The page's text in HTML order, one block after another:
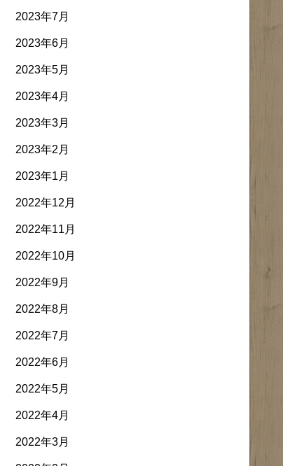
2023年7月
2023年6月
2023年5月
2023年4月
2023年3月
2023年2月
2023年1月
2022年12月
2022年11月
2022年10月
2022年9月
2022年8月
2022年7月
2022年6月
2022年5月
2022年4月
2022年3月